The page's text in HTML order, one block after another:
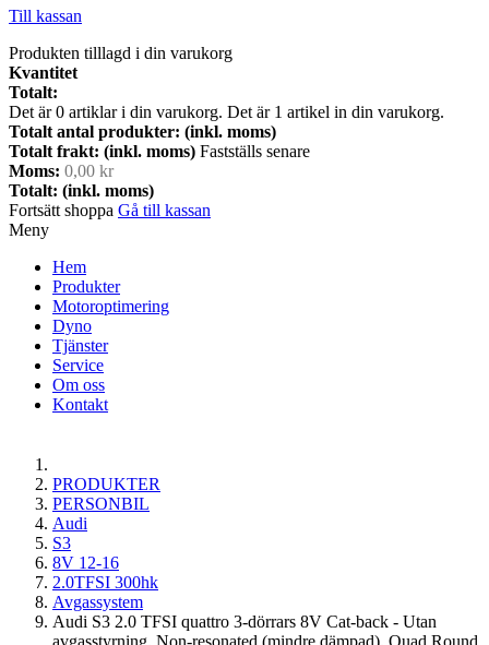
Till kassan
Produkten tilllagd i din varukorg
Kvantitet
Totalt:
Det är0 artiklar i din varukorg. Det är 1 artikel in din varukorg.
Totalt antal produkter: (inkl. moms)
Totalt frakt: (inkl. moms) Fastställs senare
Moms: 0,00 kr
Totalt: (inkl. moms)
Fortsätt shoppa Gå till kassan
Meny
Hem
Produkter
Motoroptimering
Dyno
Tjänster
Service
Om oss
Kontakt
PRODUKTER
PERSONBIL
Audi
S3
8V 12-16
2.0TFSI 300hk
Avgassystem
Audi S3 2.0 TFSI quattro 3-dörrars 8V Cat-back - Utan
avgasstyrning. Non-resonated (mindre dämpad). Quad Round